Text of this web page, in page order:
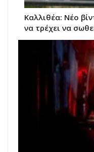
Kαλλιθέα: Νέο
να τρέχει να